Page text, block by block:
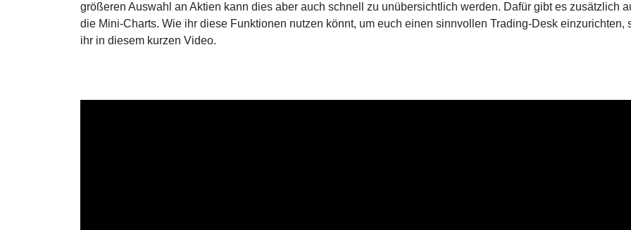
größeren Auswahl an Aktien kann dies aber auch schnell zu unübersichtlich werden. Dafür gibt es zusätzlich
die Mini-Charts. Wie ihr diese Funktionen nutzen könnt, um euch einen sinnvollen Trading-Desk einzurichten,
ihr in diesem kurzen Video.